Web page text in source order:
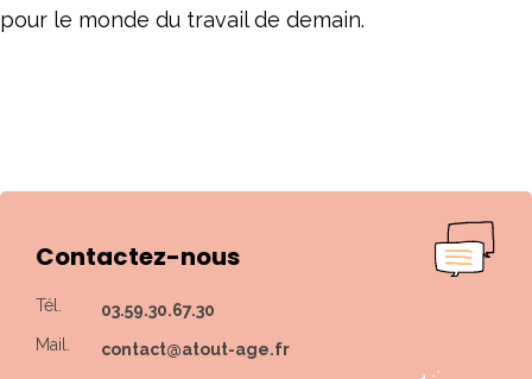
pour le monde du travail de demain.
Contactez-nous
Tél.
03.59.30.67.30
Mail.
contact@atout-age.fr